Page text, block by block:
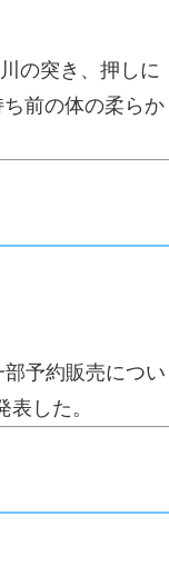
の突き、押しに
前の体の柔らか
予約販売につい
した。